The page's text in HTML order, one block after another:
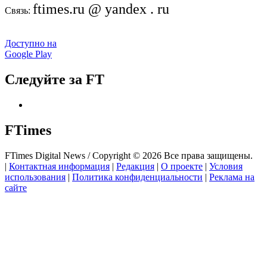
Связь: ftimes.ru @ yandex . ru
Доступно на
Google Play
Следуйте за FT
FTimes
FTimes Digital News / Copyright © 2026 Все права защищены.
| Контактная информация | Редакция | О проекте | Условия
использования | Политика конфиденциальности | Реклама на
сайте